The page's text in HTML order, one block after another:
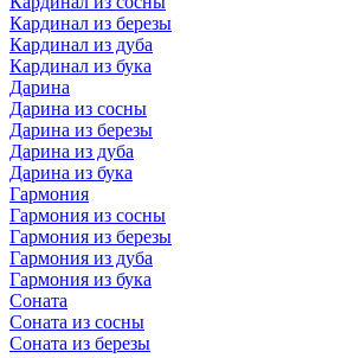
Кардинал из березы
Кардинал из дуба
Кардинал из бука
Дарина
Дарина из сосны
Дарина из березы
Дарина из дуба
Дарина из бука
Гармония
Гармония из сосны
Гармония из березы
Гармония из дуба
Гармония из бука
Соната
Соната из сосны
Соната из березы